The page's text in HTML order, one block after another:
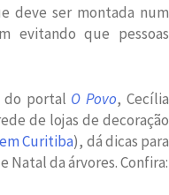
deve ser montada num
evitando que pessoas
do portal O Povo, Cecília
de lojas de decoração
Curitiba), dá dicas para
Natal da árvores. Confira: